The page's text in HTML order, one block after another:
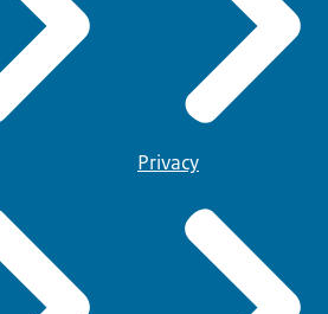
Privacy